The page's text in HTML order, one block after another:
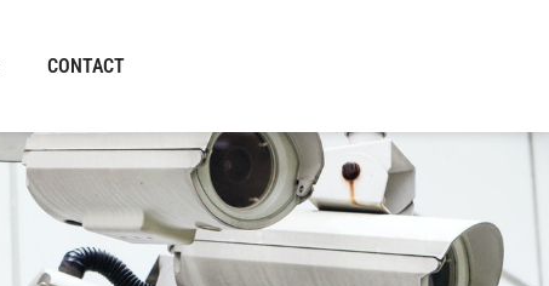
CONTACT